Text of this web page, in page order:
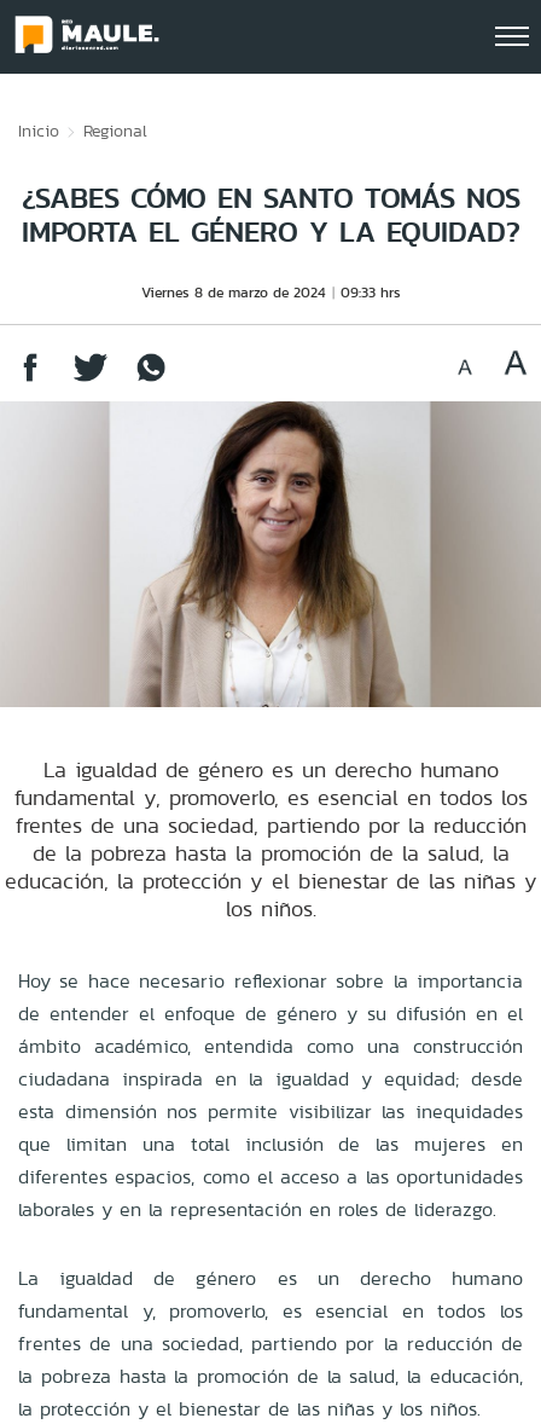
Inicio Regional
¿SABES CÓMO EN SANTO TOMÁS NOS
IMPORTA EL GÉNERO Y LA EQUIDAD?
Viernes 8 de marzo de 2024 09:33 hrs
La igualdad de género es un derecho humano
fundamental y, promoverlo, es esencial en todos los
frentes de una sociedad, partiendo por la reducción
de la pobreza hasta la promoción de la salud, la
educación, la protección y el bienestar de las niñas y
los niños.
Hoy se hace necesario reflexionar sobre la importancia
de entender el enfoque de género y su difusión en el
ámbito académico, entendida como una construcción
ciudadana inspirada en la igualdad y equidad; desde
esta dimensión nos permite visibilizar las inequidades
que limitan una total inclusión de las mujeres en
diferentes espacios, como el acceso a las oportunidades
laborales y en la representación en roles de liderazgo.
La igualdad de género es un derecho humano
fundamental y, promoverlo, es esencial en todos los
frentes de una sociedad, partiendo por la reducción de
la pobreza hasta la promoción de la salud, la educación,
la protección y el bienestar de las niñas y los niños.